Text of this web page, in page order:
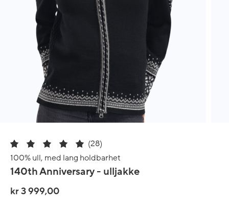
(28)
100% ull, med lang holdbarhet
140th Anniversary - ulljakke
kr 3 999,00